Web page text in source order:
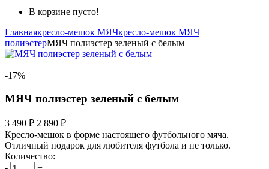
В корзине пусто!
Главнаякресло-мешок МЯЧкресло-мешок МЯЧ
полиэстерМЯЧ полиэстер зеленый с белым
-17%
МЯЧ полиэстер зеленый с белым
3 490 ₽ 2 890 ₽
Кресло-мешок в форме настоящего футбольного мяча.
Отличный подарок для любителя футбола и не только.
Количество: